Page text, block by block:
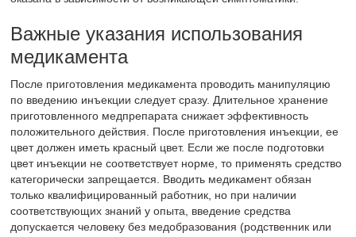
Важные указания использования
медикамента
После приготовления медикамента проводить манипуляцию
по введению инъекции следует сразу. Длительное хранение
приготовленного медпрепарата снижает эффективность
положительного действия. После приготовления инъекции, ее
цвет должен иметь красный цвет. Если же после подготовки
цвет инъекции не соответствует норме, то применять средство
категорически запрещается. Вводить медикамент обязан
только квалифицированный работник, но при наличии
соответствующих знаний у опыта, введение средства
допускается человеку без медобразования (родственник или